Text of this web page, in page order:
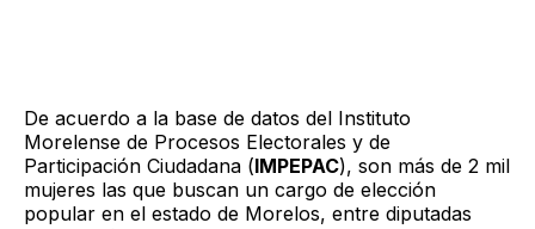
De acuerdo a la base de datos del Instituto
Morelense de Procesos Electorales y de
Participación Ciudadana (IMPEPAC), son más de 2 mil
mujeres las que buscan un cargo de elección
popular en el estado de Morelos, entre diputadas